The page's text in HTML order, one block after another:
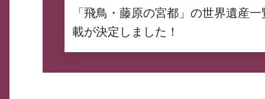
「飛鳥・藤原の宮都」の世界遺産
載が決定しました！